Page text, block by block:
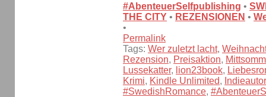
#AbenteuerSelfpublishing •
THE CITY • REZENSIONEN •
•
Permalink
Tags: Wer zuletzt lacht,
Rezension, Preisaktion,
Lussekatter, lion23book,
Krimi, Kindle Unlimited,
#SwedishRomance,